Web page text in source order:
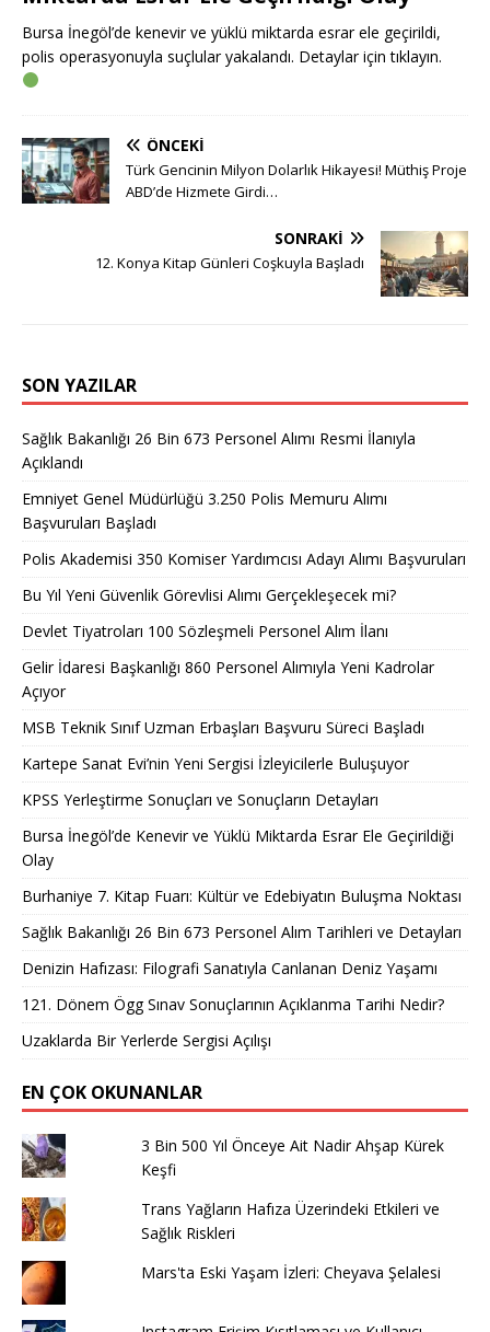
Bursa İnegöl’de kenevir ve yüklü miktarda esrar ele geçirildi,
polis operasyonuyla suçlular yakalandı. Detaylar için tıklayın.
ÖNCEKI
Türk Gencinin Milyon Dolarlık Hikayesi! Müthiş Proje
ABD’de Hizmete Girdi…
SONRAKI
12. Konya Kitap Günleri Coşkuyla Başladı
SON YAZILAR
Sağlık Bakanlığı 26 Bin 673 Personel Alımı Resmi İlanıyla
Açıklandı
Emniyet Genel Müdürlüğü 3.250 Polis Memuru Alımı
Başvuruları Başladı
Polis Akademisi 350 Komiser Yardımcısı Adayı Alımı Başvuruları
Bu Yıl Yeni Güvenlik Görevlisi Alımı Gerçekleşecek mi?
Devlet Tiyatroları 100 Sözleşmeli Personel Alım İlanı
Gelir İdaresi Başkanlığı 860 Personel Alımıyla Yeni Kadrolar
Açıyor
MSB Teknik Sınıf Uzman Erbaşları Başvuru Süreci Başladı
Kartepe Sanat Evi’nin Yeni Sergisi İzleyicilerle Buluşuyor
KPSS Yerleştirme Sonuçları ve Sonuçların Detayları
Bursa İnegöl’de Kenevir ve Yüklü Miktarda Esrar Ele Geçirildiği
Olay
Burhaniye 7. Kitap Fuarı: Kültür ve Edebiyatın Buluşma Noktası
Sağlık Bakanlığı 26 Bin 673 Personel Alım Tarihleri ve Detayları
Denizin Hafızası: Filografi Sanatıyla Canlanan Deniz Yaşamı
121. Dönem Ögg Sınav Sonuçlarının Açıklanma Tarihi Nedir?
Uzaklarda Bir Yerlerde Sergisi Açılışı
EN ÇOK OKUNANLAR
3 Bin 500 Yıl Önceye Ait Nadir Ahşap Kürek
Keşfi
Trans Yağların Hafıza Üzerindeki Etkileri ve
Sağlık Riskleri
Mars'ta Eski Yaşam İzleri: Cheyava Şelalesi